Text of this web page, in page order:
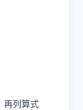
再列算式